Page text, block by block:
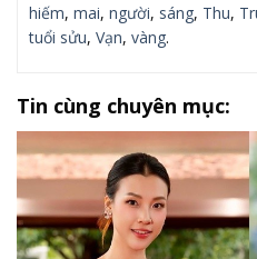
hiếm, mai, người, sáng, Thu,
tuổi sửu, Vạn, vàng.
Tin cùng chuyên mục: